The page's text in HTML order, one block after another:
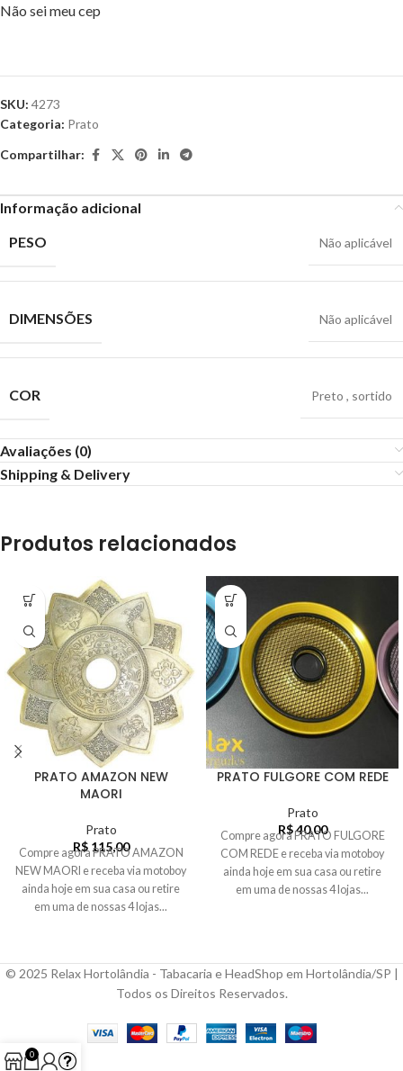
Não sei meu cep
SKU: 4273
Categoria: Prato
Compartilhar:
Informação adicional
PESO
Não aplicável
DIMENSÕES Não aplicável
COR Preto , sortido
Avaliações (0)
Shipping & Delivery
Produtos relacionados
PRATO AMAZON NEW
MAORI
Prato
R$115,00
Compre agora PRATO AMAZON
NEW MAORI e receba via motoboy
ainda hoje em sua casa ou retire
em uma de nossas 4 lojas...
PRATO FULGORE COM REDE
Prato
R$40,00
Compre agora PRATO FULGORE
COM REDE e receba via motoboy
ainda hoje em sua casa ou retire
em uma de nossas 4 lojas...
© 2025 Relax Hortolândia - Tabacaria e HeadShop em Hortolândia/SP |
Todos os Direitos Reservados.
0